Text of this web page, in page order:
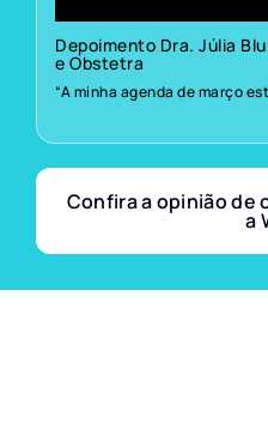
Depoimento Dra. Júlia
e Obstetra
“A minha agenda de março
Confira a opinião de
a